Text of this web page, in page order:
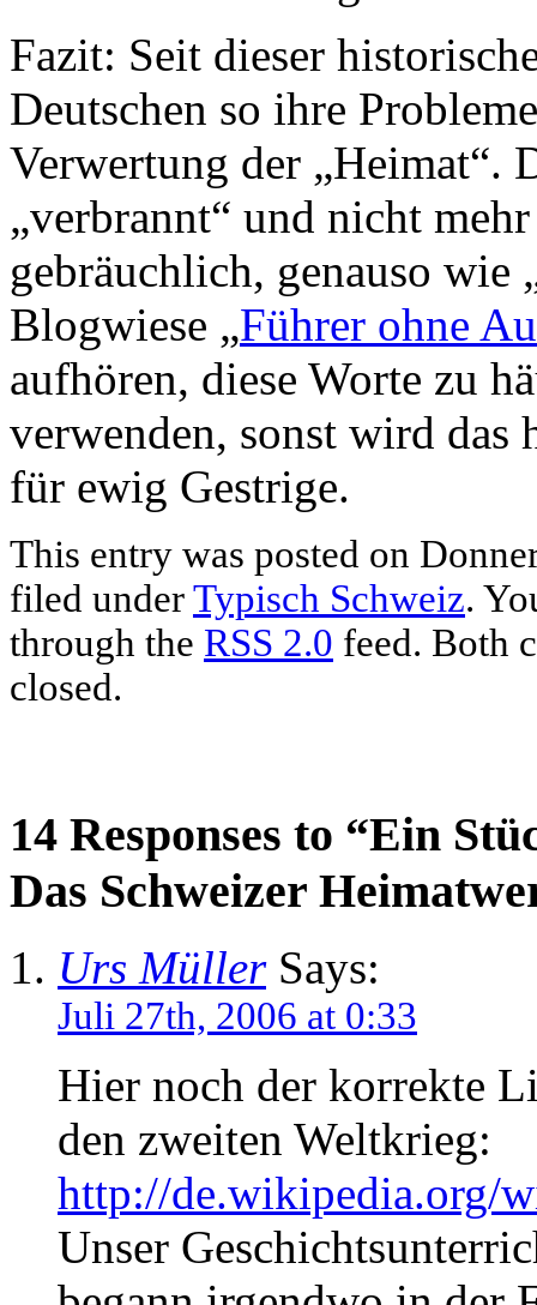
Fazit: Seit dieser
Deutschen so ihre
Verwertung der „Heimat“.
„verbrannt“ und nicht
gebräuchlich, genauso wie
Blogwiese „Führer ohne
aufhören, diese Worte zu
verwenden, sonst wird das
für ewig Gestrige.
This entry was posted on
filed underTypisch Schweiz.
through the RSS 2.0 feed. Both
closed.
14 Responses to “Ein
Das Schweizer
Urs MüllerSays:
Juli 27th, 2006 at 0:33
Hier noch der korrekte
den zweiten Weltkrieg:
http://de.wikipedia.org/
Unser